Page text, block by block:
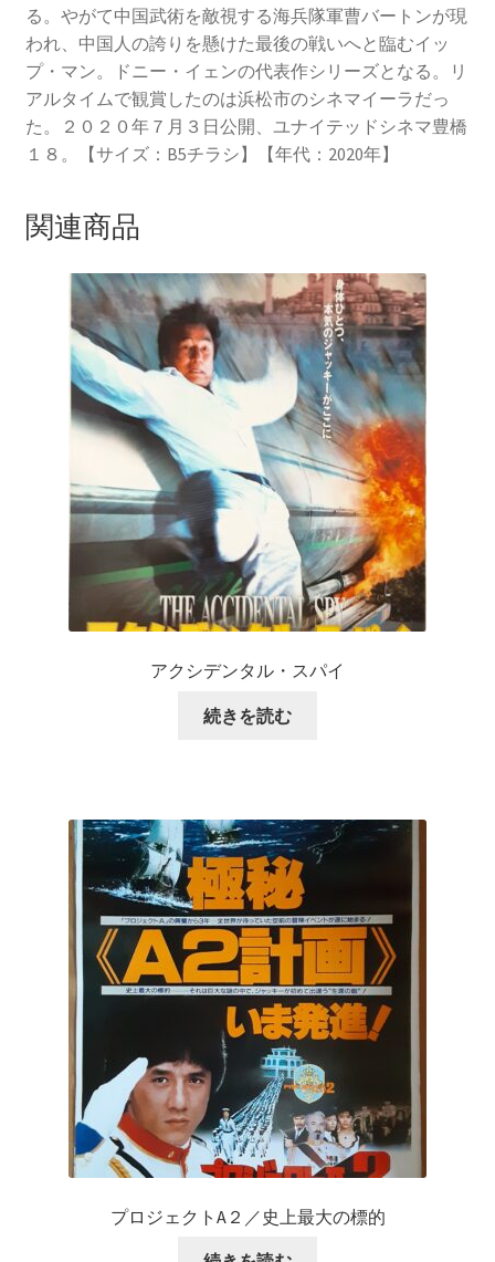
る。やがて中国武術を敵視する海兵隊軍曹バートンが現
われ、中国人の誇りを懸けた最後の戦いへと臨むイッ
プ・マン。ドニー・イェンの代表作シリーズとなる。リ
アルタイムで観賞したのは浜松市のシネマイーラだっ
た。２０２０年７月３日公開、ユナイテッドシネマ豊橋
１８。【サイズ：B5チラシ】【年代：2020年】
関連商品
アクシデンタル・スパイ
続きを読む
プロジェクトA２／史上最大の標的